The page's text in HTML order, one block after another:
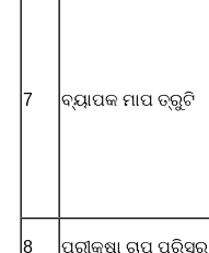
7 ବ୍ୟାପକ ମାପ ତ୍ରୁଟି
8 ପରୀକ୍ଷା ଚାପ ପରିସର